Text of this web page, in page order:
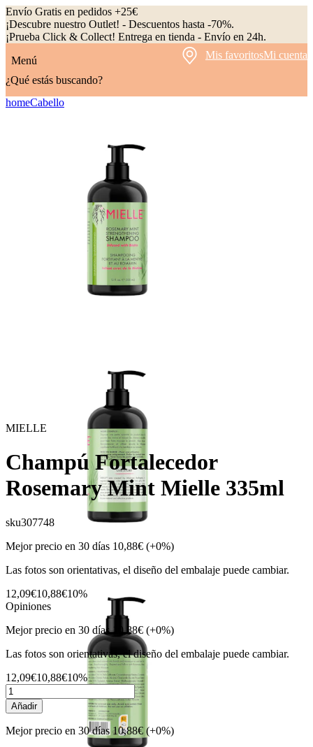
Envío Gratis en pedidos +25€
¡Descubre nuestro Outlet! - Descuentos hasta -70%.
¡Prueba Click & Collect! Entrega en tienda - Envío en 24h.
Menú
Mis favoritosMi cuenta
¿Qué estás buscando?
homeCabello
MIELLE
Champú Fortalecedor
Rosemary Mint Mielle 335ml
sku307748
Mejor precio en 30 días 10,88€ (+0%)
Las fotos son orientativas, el diseño del embalaje puede cambiar.
12,09€10,88€10%
Opiniones
Mejor precio en 30 días 10,88€ (+0%)
Las fotos son orientativas, el diseño del embalaje puede cambiar.
12,09€10,88€10%
Añadir
Mejor precio en 30 días 10,88€ (+0%)